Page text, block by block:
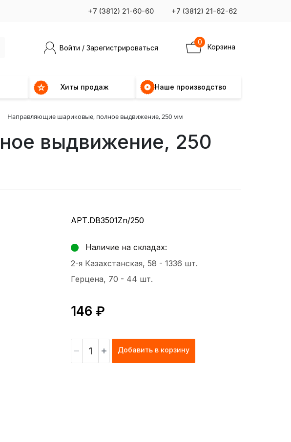
+7 (3812) 21-60-60 +7 (3812) 21-62-62
Войти / Зарегистрироваться Корзина
0
Хиты продаж Наше производство
Направляющие шариковые, полное выдвижение, 250 мм
выдвижение, 250
АРТ.DB3501Zn/250
Наличие на складах:
2-я Казахстанская, 58 - 1336 шт.
Герцена, 70 - 44 шт.
146 ₽
Добавить в корзину